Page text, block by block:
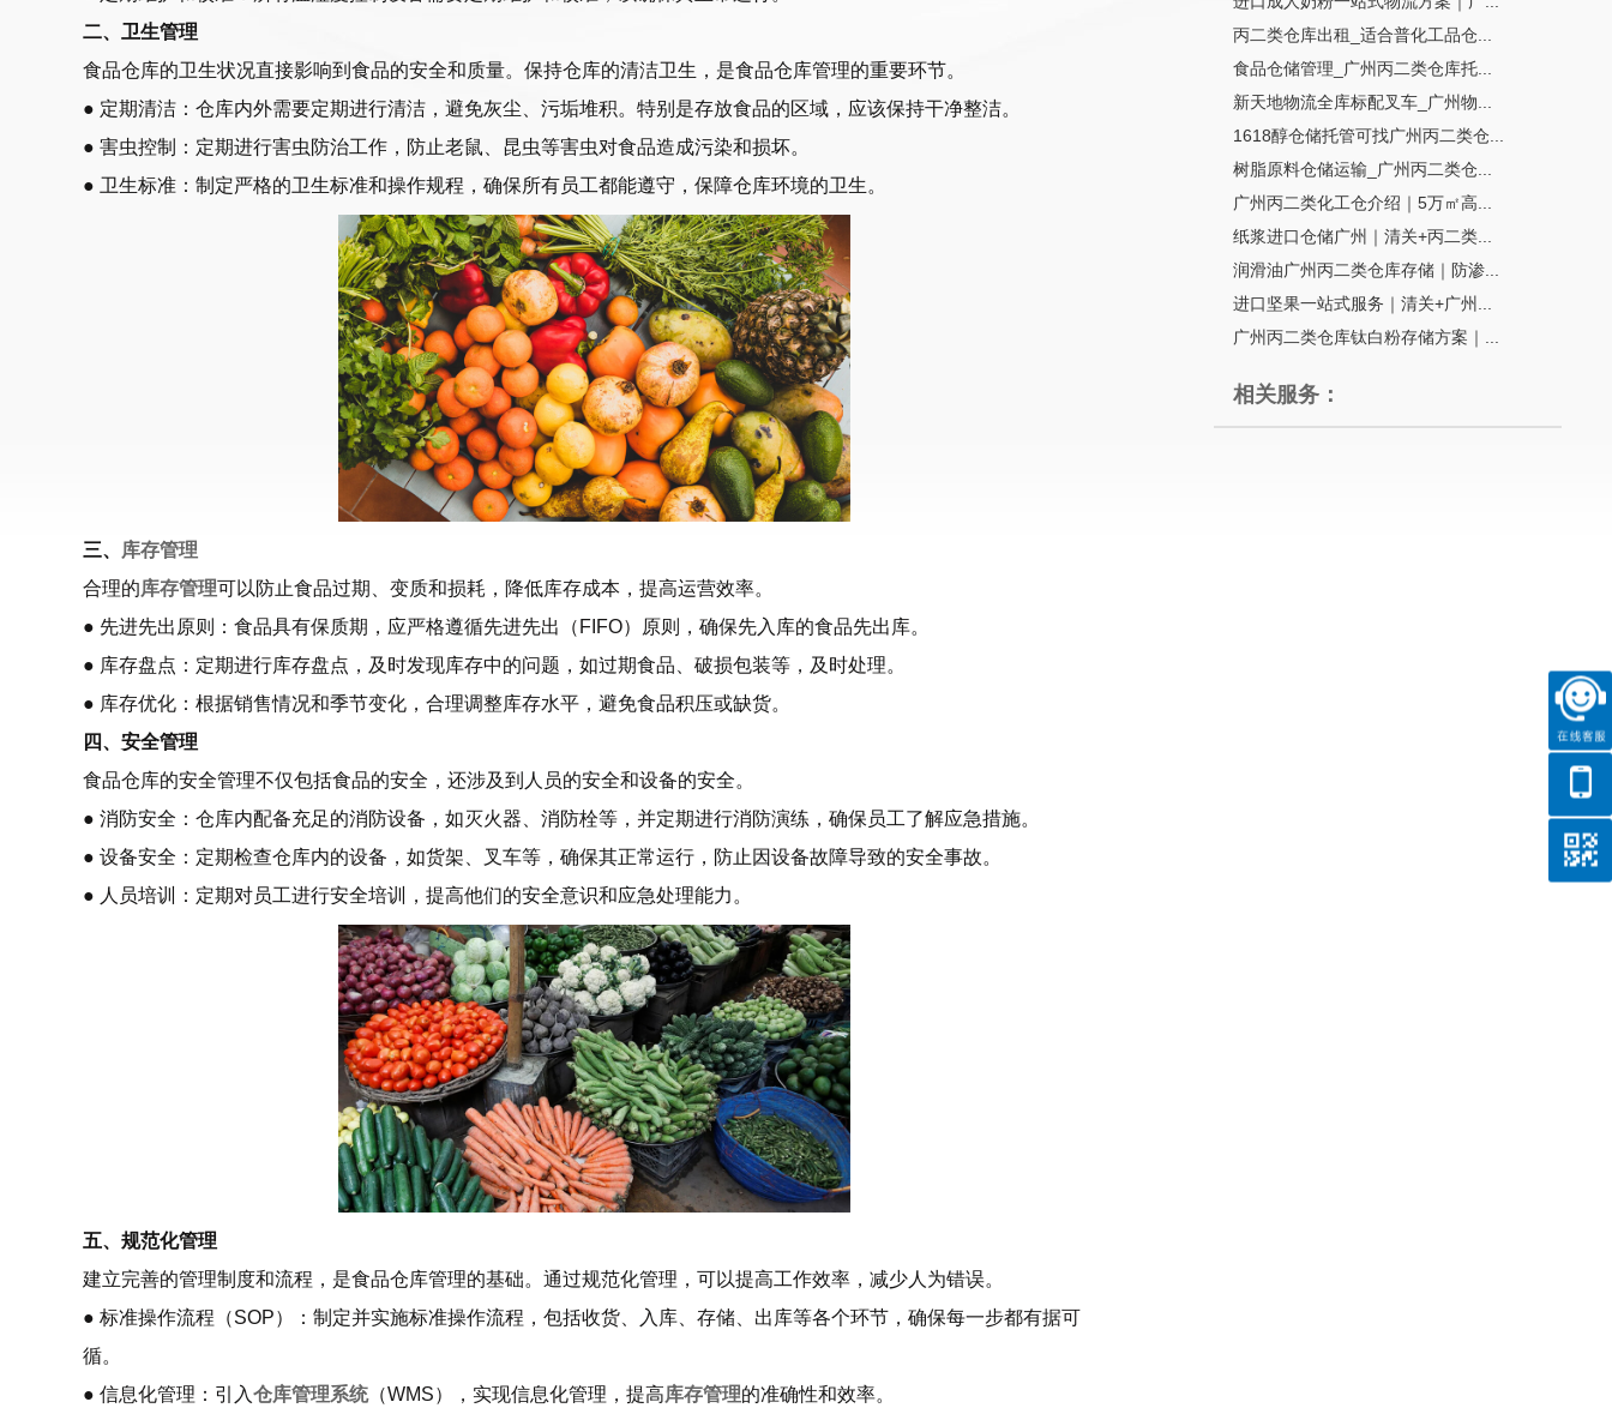
二、卫生管理
食品仓库的卫生状况直接影响到食品的安全和质量。保持仓库的清洁卫生，是食品仓库管理的重要环节。
● 定期清洁：仓库内外需要定期进行清洁，避免灰尘、污垢堆积。特别是存放食品的区域，应该保持干净整洁。
● 害虫控制：定期进行害虫防治工作，防止老鼠、昆虫等害虫对食品造成污染和损坏。
● 卫生标准：制定严格的卫生标准和操作规程，确保所有员工都能遵守，保障仓库环境的卫生。
三、
库存管理
合理的库存管理可以防止食品过期、变质和损耗，降低库存成本，提高运营效率。
● 先进先出原则：食品具有保质期，应严格遵循先进先出（FIFO）原则，确保先入库的食品先出库。
● 库存盘点：定期进行库存盘点，及时发现库存中的问题，如过期食品、破损包装等，及时处理。
● 库存优化：根据销售情况和季节变化，合理调整库存水平，避免食品积压或缺货。
四、安全管理
食品仓库的安全管理不仅包括食品的安全，还涉及到人员的安全和设备的安全。
● 消防安全：仓库内配备充足的消防设备，如灭火器、消防栓等，并定期进行消防演练，确保员工了解应急措施。
● 设备安全：定期检查仓库内的设备，如货架、叉车等，确保其正常运行，防止因设备故障导致的安全事故。
● 人员培训：定期对员工进行安全培训，提高他们的安全意识和应急处理能力。
五、规范化管理
建立完善的管理制度和流程，是食品仓库管理的基础。通过规范化管理，可以提高工作效率，减少人为错误。
● 标准操作流程（SOP）：制定并实施标准操作流程，包括收货、入库、存储、出库等各个环节，确保每一步都有据可
循。
● 信息化管理：引入仓库管理系统（WMS），实现信息化管理，提高库存管理的准确性和效率。
丙二类仓库出租_适合普化工品仓...
食品仓储管理_广州丙二类仓库托...
新天地物流全库标配叉车_广州物...
1618醇仓储托管可找广州丙二类仓...
树脂原料仓储运输_广州丙二类仓...
广州丙二类化工仓介绍｜5万㎡高...
纸浆进口仓储广州｜清关+丙二类...
润滑油广州丙二类仓库存储｜防渗...
进口坚果一站式服务｜清关+广州...
广州丙二类仓库钛白粉存储方案｜...
相关服务：